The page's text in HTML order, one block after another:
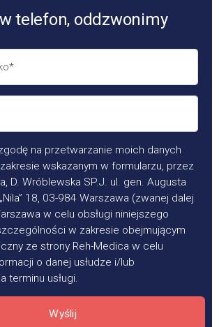
telefon, oddzwonimy
na przetwarzanie moich danych
wskazanym w formularzu, przez
D. Wróblewska SP.J. ul. gen. Augusta
18, 03-984 Warszawa (zwanej dalej
w celu obsługi niniejszego
w zakresie obejmującym
ze strony Reh-Medica w celu
o danej usłudze i/lub
terminu usługi.
Wyślij